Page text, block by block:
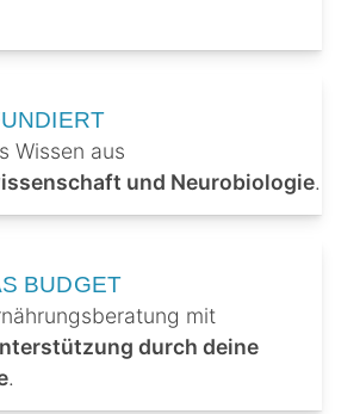
Wissen aus
und Neurobiologie.
BUDGET
mit
durch deine
.